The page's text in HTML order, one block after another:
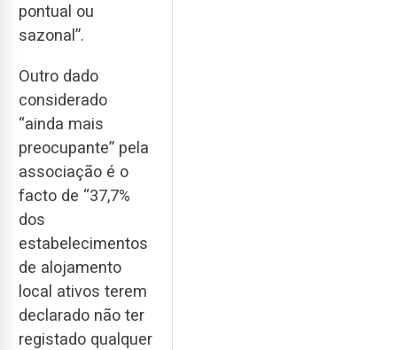
pontual ou
sazonal”.
Outro dado
considerado
“ainda mais
preocupante” pela
associação é o
facto de “37,7%
dos
estabelecimentos
de alojamento
local ativos terem
declarado não ter
registado qualquer